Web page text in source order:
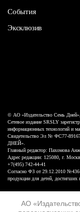
АО
События
Эксклюзив
© АО «Издательство Семь
Сетевое издание SRSLY
информационных технологий и
Свидетельство Эл № ФС77-
ДНЕЙ».
Главный редактор: Пахомова
Адрес редакции: 125080, г.
+7(495) 742-44-41
Согласно ФЗ от 29.12.2010
продукции для детей, достигших